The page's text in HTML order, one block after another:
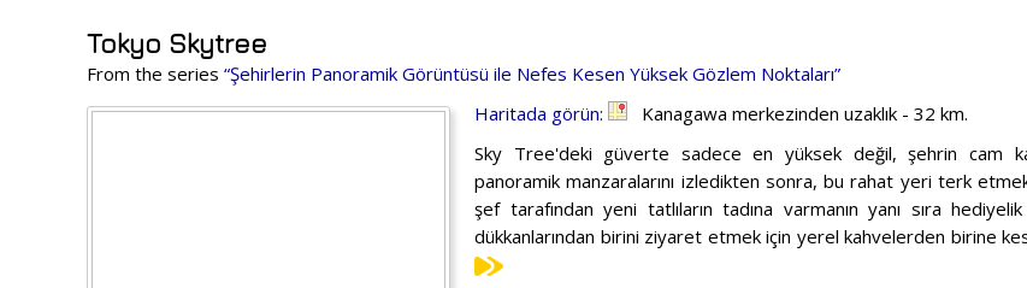
Tokyo Skytree
From the series “Şehirlerin Panoramik Görüntüsü ile Nefes Kesen Yüksek Gözlem Noktaları”
Haritada görün:
Kanagawa merkezinden uzaklık - 32 km.
Sky Tree'deki güverte sadece en yüksek değil, şehrin cam
panoramik manzaralarını izledikten sonra, bu rahat yeri terk
şef tarafından yeni tatlıların tadına varmanın yanı sıra
dükkanlarından birini ziyaret etmek için yerel kahvelerden birine